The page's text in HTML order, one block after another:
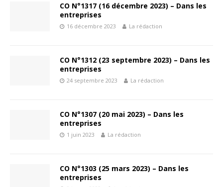
CO N°1317 (16 décembre 2023) – Dans les
entreprises
16 décembre 2023 La rédaction
CO N°1312 (23 septembre 2023) – Dans les
entreprises
24 septembre 2023 La rédaction
CO N°1307 (20 mai 2023) – Dans les
entreprises
1 juin 2023 La rédaction
CO N°1303 (25 mars 2023) – Dans les
entreprises